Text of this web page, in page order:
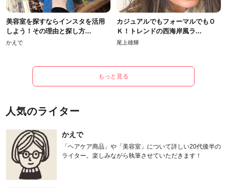
美容室を探すならインスタを活用
しよう！その理由と探し方...
かえで
カジュアルでもフォーマルでもＯ
Ｋ！トレンドの西海岸風ラ...
尾上雄輝
もっと見る
人気のライター
かえで
「ヘアケア商品」や「美容室」について詳しい20代後半の
ライター。楽しみながら執筆させていただきます！